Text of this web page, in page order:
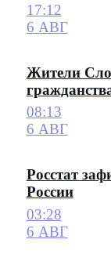
17:12
6 АВГ
Жители
08:13
6 АВГ
Росстат
России
03:28
6 АВГ